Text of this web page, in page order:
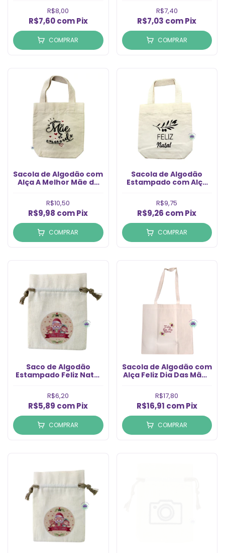
(1un)
R$8,00
R$7,60com Pix
COMPRAR
Coelho 18x18cm (1un)
R$7,40
R$7,03 comPix
COMPRAR
Sacola de Algodão com
Alça A Melhor Mãe do
R$10,50
R$9,98 comPix
COMPRAR
Sacola de Algodão
Estampado com Alça
(1un)
R$9,75
R$9,26 comPix
COMPRAR
Saco de Algodão
Estampado Feliz Natal
R$6,20
R$5,89 comPix
COMPRAR
Sacola de Algodão com
Alça Feliz Dia Das Mães
R$17,80
R$16,91 com Pix
COMPRAR